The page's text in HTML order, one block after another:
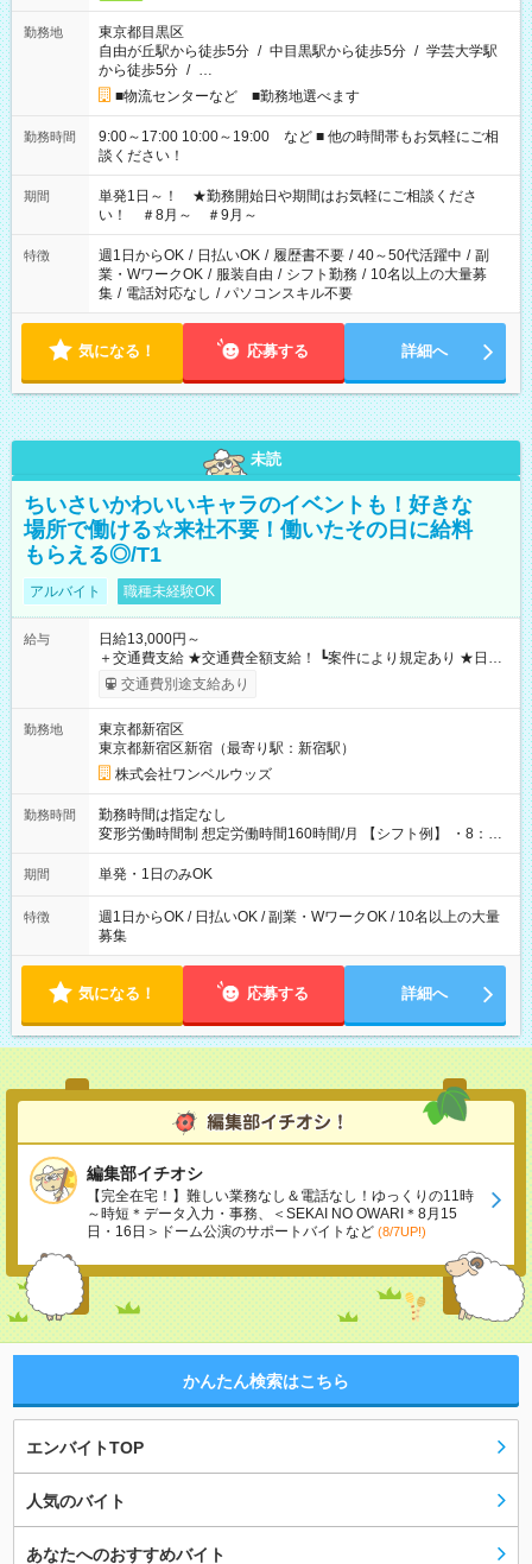
勤務地
東京都目黒区
自由が丘駅から徒歩5分 / 中目黒駅から徒歩5分 / 学芸大学駅
から徒歩5分 / …
■物流センターなど ■勤務地選べます
勤務時間
9:00～17:00 10:00～19:00 など ■ 他の時間帯もお気軽にご相
談ください！
期間
単発1日～！ ★勤務開始日や期間はお気軽にご相談くださ
い！ ＃8月～ ＃9月～
特徴 週1日からOK / 日払いOK / 履歴書不要 / 40～50代活躍中 / 副
業・WワークOK / 服装自由 / シフト勤務 / 10名以上の大量募
集 / 電話対応なし / パソコンスキル不要
気になる！ 応募する 詳細へ
未読
ちいさいかわいいキャラのイベントも！好きな
場所で働ける☆来社不要！働いたその日に給料
もらえる◎/T1
アルバイト 職種未経験OK
給与
日給13,000円～
＋交通費支給 ★交通費全額支給！ ┗案件により規定あり ★日払
いOK！（規定あり） ┗働いたその日に現金GET♪ お仕事後はコ
ンビニATMから 日払い分を引き落とせます！ 【試用期間】試
交通費別途支給あり
勤務地
東京都新宿区
東京都新宿区新宿（最寄り駅：新宿駅）
株式会社ワンベルウッズ
勤務時間
勤務時間は指定なし
変形労働時間制 想定労働時間160時間/月 【シフト例】 ・8：00
～21：00
期間 単発・1日のみOK
特徴
週1日からOK / 日払いOK / 副業・WワークOK / 10名以上の大量
募集
気になる！ 応募する 詳細へ
編集部イチオシ
【完全在宅！】難しい業務なし＆電話なし！ゆっくりの11時
～時短＊データ入力・事務、＜SEKAI NO OWARI＊8月15
日・16日＞ドーム公演のサポートバイトなど (8/7UP!)
かんたん検索はこちら
エンバイトTOP
人気のバイト
あなたへのおすすめバイト